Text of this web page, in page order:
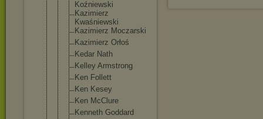
Koźniewski
Kazimierz
Kwaśniewski
Kazimierz Moczarski
Kazimierz Orłoś
Kedar Nath
Kelley Armstrong
Ken Follett
Ken Kesey
Ken McClure
Kenneth Goddard